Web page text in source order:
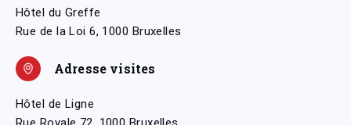
Hôtel du Greffe
Rue de la Loi 6, 1000 Bruxelles
Adresse visites
Hôtel de Ligne